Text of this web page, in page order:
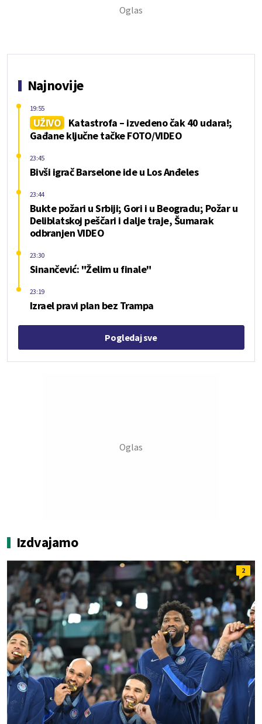
Najnovije
UŽIVO
Katastrofa – izvedeno čak 40 udara!;
Gađane ključne tačke FOTO/VIDEO
19:55
Bivši igrač Barselone ide u Los Anđeles
23:45
Bukte požari u Srbiji; Gori i u Beogradu; Požar u
Deliblatskoj peščari i dalje traje, Šumarak
odbranjen VIDEO
23:44
Sinančević: "Želim u finale"
23:30
Izrael pravi plan bez Trampa
23:19
Pogledaj sve
Izdvajamo
2